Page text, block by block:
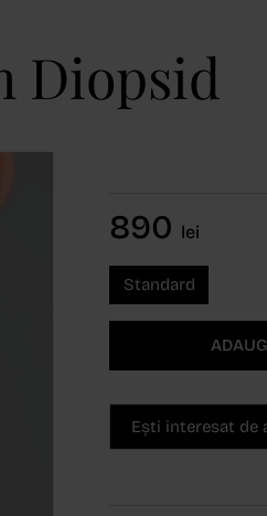
Diopsid
890 lei
Standard
Ești interesat de